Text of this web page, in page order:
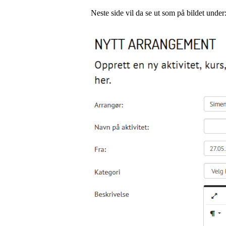
Neste side vil da se ut som på bildet under: